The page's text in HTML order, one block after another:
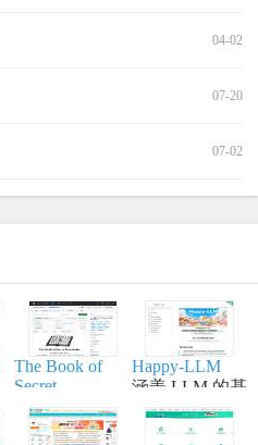
04-02
07-20
07-02
The Book of
Secret
Knowledge
实用的列表、
Happy-LLM
涵盖 LLM 的基
本原理,训练流
程,模型构建等